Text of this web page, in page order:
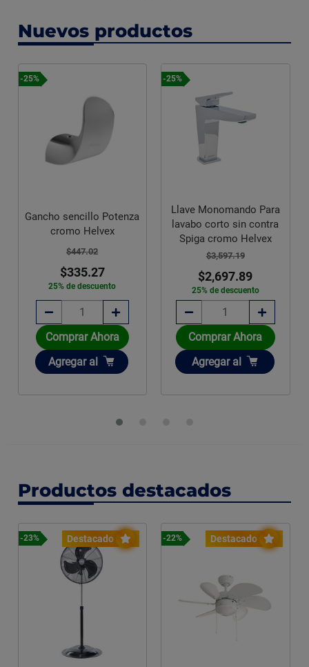
Nuevos productos
-25%
Gancho sencillo Potenza
cromo Helvex
$447.02
$335.27
25% de descuento
Comprar Ahora
Añadir
Agregar al
-25%
Llave Monomando Para
lavabo corto sin contra
Spiga cromo Helvex
$3,597.19
$2,697.89
25% de descuento
Comprar Ahora
Añadir
Agregar al
Productos destacados
Destacado
-23% Destacado
-22%